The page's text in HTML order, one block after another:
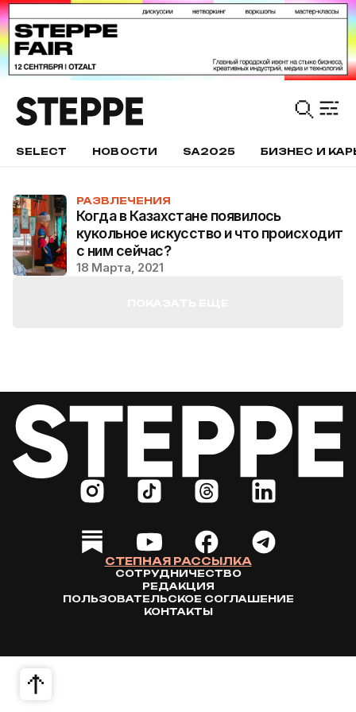
SELECT НОВОСТИ SA2025 БИЗНЕС И
РАЗВЛЕЧЕНИЯ
Когда в Казахстане появилось
кукольное искусство и что происходит
с ним сейчас?
18 Марта, 2021
СТЕПНАЯ РАССЫЛКА
СОТРУДНИЧЕСТВО
РЕДАКЦИЯ
ПОЛЬЗОВАТЕЛЬСКОЕ СОГЛАШЕНИЕ
КОНТАКТЫ